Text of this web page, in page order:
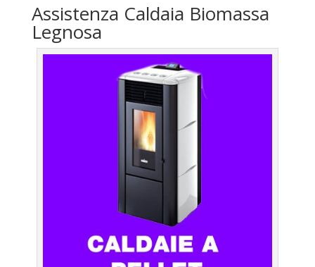
Assistenza Caldaia Biomassa
Legnosa